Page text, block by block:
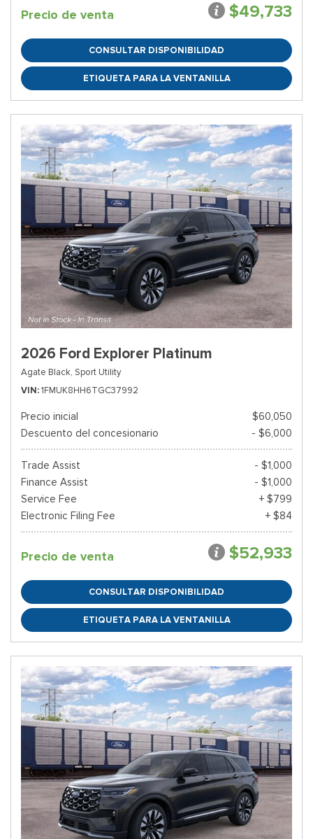
Precio de venta $49,733
CONSULTAR DISPONIBILIDAD
ETIQUETA PARA LA VENTANILLA
2026 Ford Explorer Platinum
Agate Black, Sport Utility
VIN 1FMUK8HH6TGC37992
Precio inicial
$60,050
Descuento del concesionario
- $6,000
Trade Assist
- $1,000
Finance Assist
- $1,000
Service Fee
+ $799
Electronic Filing Fee
+ $84
Precio de venta $52,933
CONSULTAR DISPONIBILIDAD
ETIQUETA PARA LA VENTANILLA